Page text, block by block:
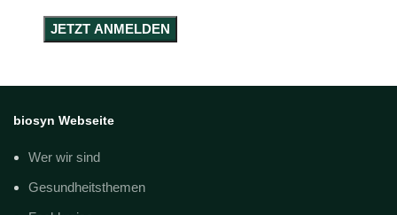
biosyn Webseite
Wer wir sind
Gesundheitsthemen